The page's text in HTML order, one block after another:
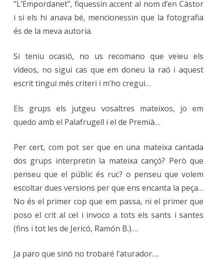
“L’Empordanet”, fiquessin accent al nom d’en Càstor
i si els hi anava bé, mencionessin que la fotografia
és de la meva autoria.
Si teniu ocasió, no us recomano que veieu els
vídeos, no sigui cas que em doneu la raó i aquest
escrit tingui més criteri i m’ho cregui…
Els grups els jutgeu vosaltres mateixos, jo em
quedo amb el Palafrugell i el de Premià…
Per cert, com pot ser que en una mateixa cantada
dos grups interpretin la mateixa cançó? Però que
penseu que el públic és ruc? o penseu que volem
escoltar dues versions per que ens encanta la peça…
No és el primer cop que em passa, ni el primer que
poso el crit al cel i invoco a tots els sants i santes
(fins i tot les de Jericó, Ramón B.)….
Ja paro que sinó no trobaré l’aturador….